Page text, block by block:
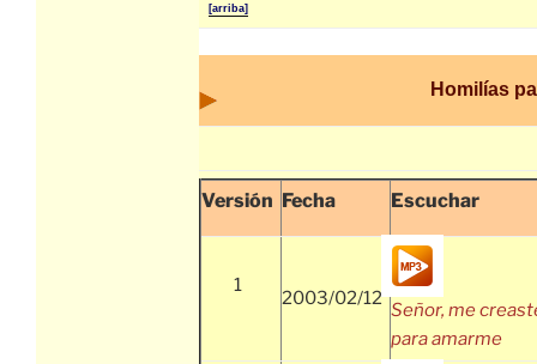
[arriba]
Homilías
Versión Fecha Escuchar
1
2003/02/12
Señor, me
para amarme